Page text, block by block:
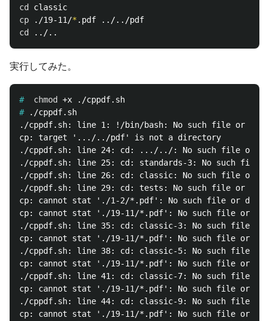
cd
cp ./19-11/*
cd
実行してみた。
# chmod
#
./cppdf.sh: line 1: !/bin/bash: No such file or
cp: target '.../../pdf' is not a directory
./cppdf.sh: line 24: cd: .../../: No such file or
./cppdf.sh: line 25: cd: standards-3: No such file
./cppdf.sh: line 26: cd: classic: No such file or
./cppdf.sh: line 29: cd: tests: No such file or
cp: cannot stat './1-2/*.pdf': No such file or
cp: cannot stat './19-11/*.pdf': No such file or
./cppdf.sh: line 35: cd: classic-3: No such file or
cp: cannot stat './19-11/*.pdf': No such file or
./cppdf.sh: line 38: cd: classic-5: No such file or
cp: cannot stat './19-11/*.pdf': No such file or
./cppdf.sh: line 41: cd: classic-7: No such file or
cp: cannot stat './19-11/*.pdf': No such file or
./cppdf.sh: line 44: cd: classic-9: No such file or
cp: cannot stat './19-11/*.pdf': No such file or